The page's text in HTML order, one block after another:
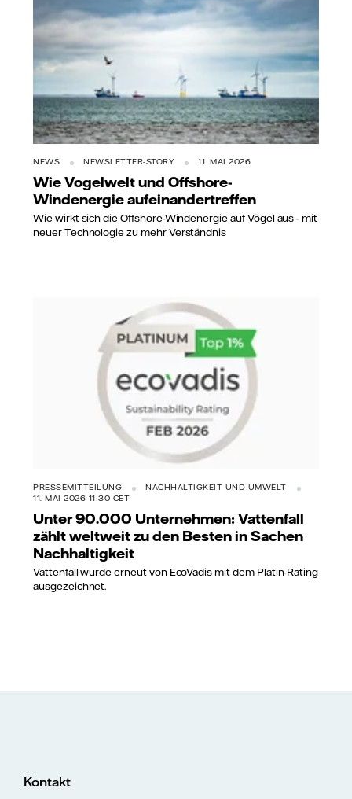
NEWS NEWSLETTER-STORY 11. MAI 2026
Wie Vogelwelt und Offshore-
Windenergie aufeinandertreffen
Wie wirkt sich die Offshore-Windenergie auf Vögel aus - mit
neuer Technologie zu mehr Verständnis
PRESSEMITTEILUNG
NACHHALTIGKEIT UND UMWELT
11. MAI 2026 11:30 CET
Unter 90.000 Unternehmen: Vattenfall
zählt weltweit zu den Besten in Sachen
Nachhaltigkeit
Vattenfall wurde erneut von EcoVadis mit dem Platin-Rating
ausgezeichnet.
Kontakt